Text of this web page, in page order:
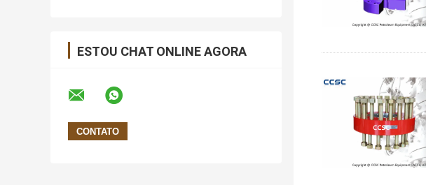
ESTOU CHAT ONLINE AGORA